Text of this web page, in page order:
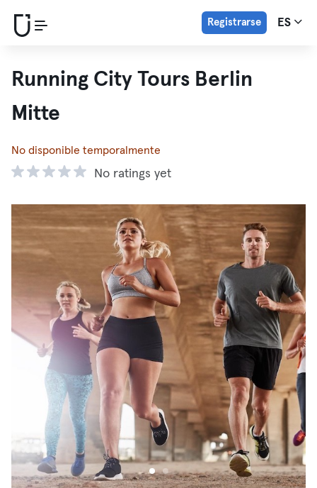
Registrarse ES
Running City Tours Berlin
Mitte
No disponible temporalmente
No ratings yet